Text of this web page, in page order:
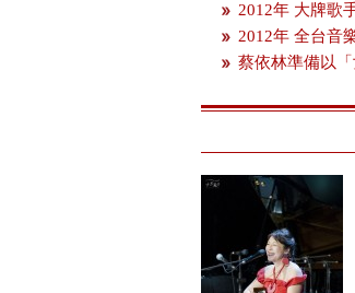
2012年 大牌歌
2012年 全台音
蔡依林準備以